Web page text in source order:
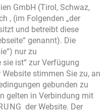
GmbH (Tirol, Schwaz,
, (im Folgenden „der
und betreibt diese
genannt). Die
nur zu
ist“ zur Verfügung
stimmen Sie zu, an
gebunden zu
gelten in Verbindung mit
der Website. Der